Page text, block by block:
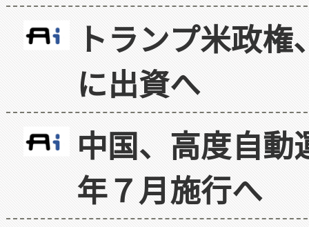
トランプ米政
に出資へ
中国、高度自
年７月施行へ